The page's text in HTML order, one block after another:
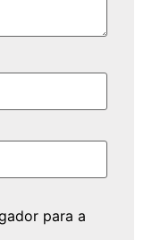
para a